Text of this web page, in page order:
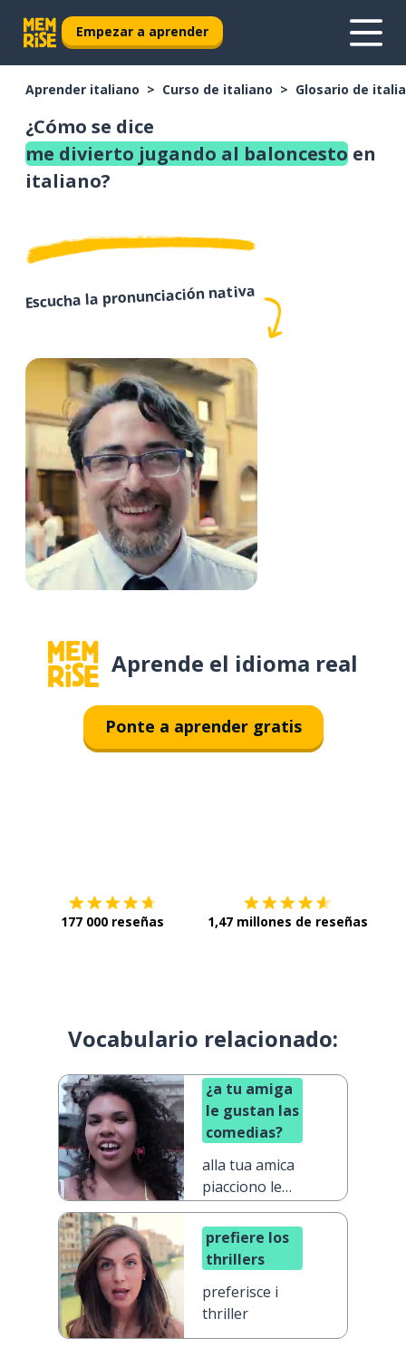
Empezar a aprender
Aprender italiano Curso de italiano Glosario de
¿Cómo se dice
me divierto jugando al baloncesto en
italiano?
Escucha la pronunciación nativa
Aprende el idioma real
Ponte a aprender gratis
177 000 reseñas 1,47 millones de reseñas
Vocabulario relacionado:
¿a tu amiga
le gustan las
comedias?
alla tua amica
piacciono le
commedie?
prefiere los
thrillers
preferisce i
thriller